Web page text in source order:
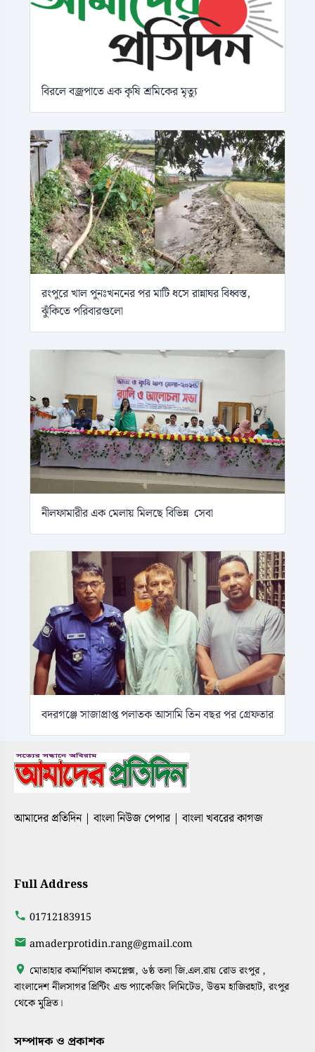
বিরলে বজ্রপাতে এক কৃষি শ্রমিকের মৃত্যু
রংপুরে খাল পুনঃখননের পর মাটি ধসে রান্নাঘর বিধ্বস্ত,
ঝুঁকিতে পরিবারগুলো
নীলফামারীর এক মেলায় মিলছে বিভিন্ন সেবা
বদরগঞ্জে সাজাপ্রাপ্ত পলাতক আসামি তিন বছর পর গ্রেফতার
আমাদের প্রতিদিন | বাংলা নিউজ পেপার | বাংলা খবরের কাগজ
Full Address
01712183915
amaderprotidin.rang@gmail.com
মোতাহার কমার্শিয়াল কমপ্লেক্স, ৬ষ্ঠ তলা জি.এল.রায় রোড রংপুর ,
বাংলাদেশ নীলসাগর প্রিন্টিং এন্ড প্যাকেজিং লিমিটেড, উত্তম হাজিরহাট, রংপুর
থেকে মুদ্রিত।
সম্পাদক ও প্রকাশক